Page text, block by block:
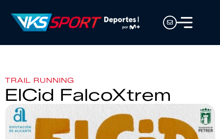
TRAIL RUNNING
ElCid FalcoXtrem